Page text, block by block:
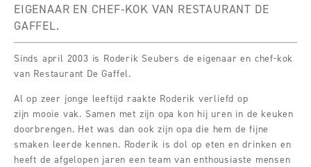
EIGENAAR EN CHEF-KOK VAN RESTAURANT DE
GAFFEL.
Sinds april 2003 is Roderik Seubers de eigenaar en chef-kok
van Restaurant De Gaffel.
Al op zeer jonge leeftijd raakte Roderik verliefd op
zijn mooie vak. Samen met zijn opa kon hij uren in de keuken
doorbrengen. Het was dan ook zijn opa die hem de fijne
smaken leerde kennen. Roderik is dol op eten en drinken en
heeft de afgelopen jaren een team van enthousiaste mensen